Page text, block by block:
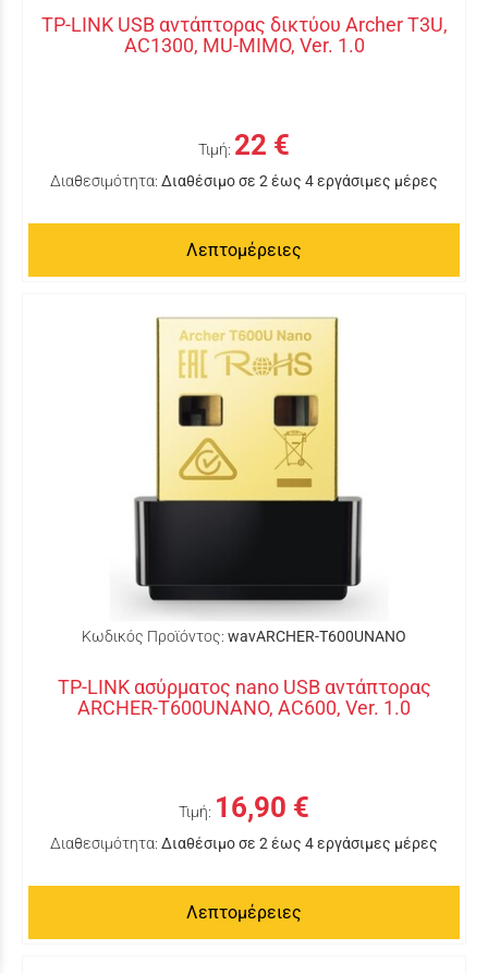
TP-LINK USB αντάπτορας δικτύου Archer T3U,
AC1300, MU-MIMO, Ver. 1.0
Τιμή: 22 €
Διαθεσιμότητα: Διαθέσιμο σε 2 έως 4 εργάσιμες μέρες
Λεπτομέρειες
Κωδικός Προϊόντος: wavARCHER-T600UNANO
TP-LINK ασύρματος nano USB αντάπτορας
ARCHER-T600UNANO, AC600, Ver. 1.0
Τιμή: 16,90 €
Διαθεσιμότητα: Διαθέσιμο σε 2 έως 4 εργάσιμες μέρες
Λεπτομέρειες